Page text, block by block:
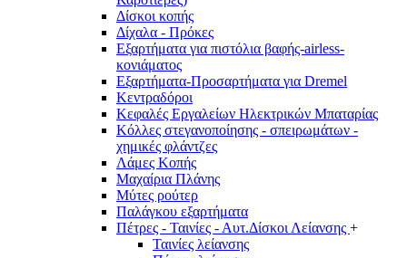
Δίσκοι κοπής
Δίχαλα - Πρόκες
Εξαρτήματα για πιστόλια βαφής-airless-
κονιάματος
Εξαρτήματα-Προσαρτήματα για Dremel
Κεντραδόροι
Κεφαλές Εργαλείων Ηλεκτρικών Μπαταρίας
Κόλλες στεγανοποίησης - σπειρωμάτων -
χημικές φλάντζες
Λάμες Κοπής
Μαχαίρια Πλάνης
Μύτες ρούτερ
Παλάγκου εξαρτήματα
Πέτρες - Ταινίες - Αυτ.Δίσκοι Λείανσης +
Ταινίες λείανσης